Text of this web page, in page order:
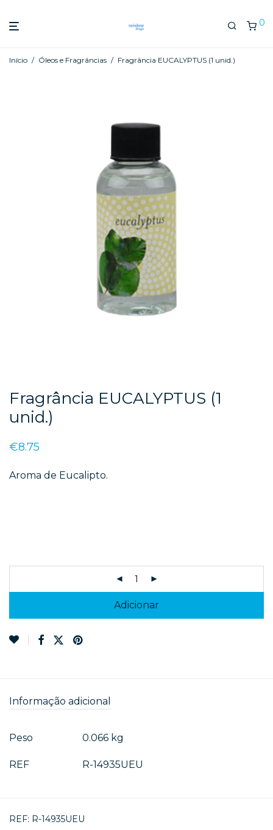
0
Início / Óleos e Fragrâncias / Fragrância EUCALYPTUS (1 unid.)
Fragrância EUCALYPTUS (1
unid.)
€8.75
Aroma de Eucalipto.
Adicionar
Informação adicional
Peso 0.066 kg
REF R-14935UEU
REF: R-14935UEU